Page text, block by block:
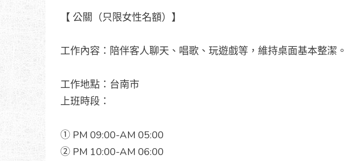
【 公關（只限女性名額）】
工作內容：陪伴客人聊天、唱歌、玩遊戲等，維持桌面基本整潔。
工作地點：台南市
上班時段：
① PM 09:00-AM 05:00
② PM 10:00-AM 06:00